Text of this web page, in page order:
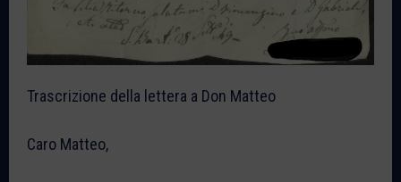
Trascrizione della lettera a Don Matteo
Caro Matteo,